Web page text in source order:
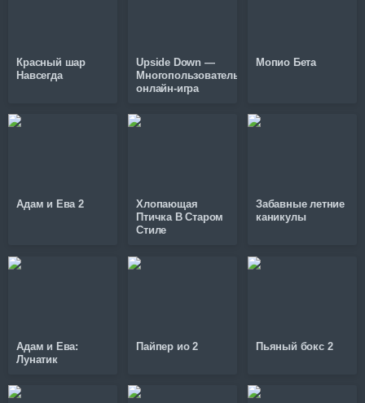
Красный шар
Навсегда
Upside Down —
Многопользовательская
онлайн-игра
Мопио Бета
Адам и Ева 2
Хлопающая
Птичка В Старом
Стиле
Забавные летние
каникулы
Адам и Ева:
Лунатик
Пайпер ио 2 Пьяный бокс 2